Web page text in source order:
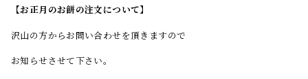
【お正月のお餅の注文について】
沢山の方からお問い合わせを頂きますので
お知らせさせて下さい。